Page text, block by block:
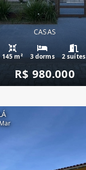
CASAS
145 m² 3 dorms 2 suítes
R$ 980.000